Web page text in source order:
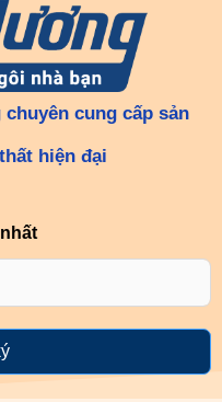
cung cấp sản
hiện đại